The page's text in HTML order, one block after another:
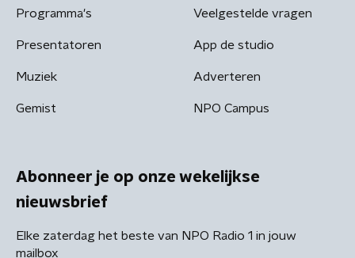
Programma's
Presentatoren
Muziek
Gemist
Veelgestelde vragen
App de studio
Adverteren
NPO Campus
Abonneer je op onze wekelijkse
nieuwsbrief
Elke zaterdag het beste van NPO Radio 1 in jouw
mailbox